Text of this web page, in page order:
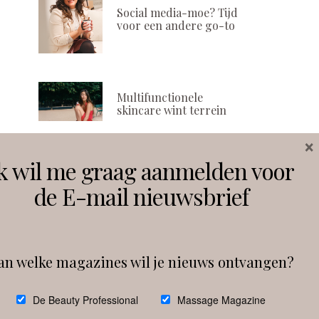
Social media-moe? Tijd
voor een andere go-to
Multifunctionele
skincare wint terrein
Volg ons
Follow on Instagram
wil me graag aanmelden voor
de E-mail nieuwsbrief
welke magazines wil je nieuws ontvangen?
De Beauty Professional Massage Magazine
×